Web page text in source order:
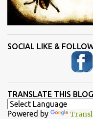
SOCIAL LIKE &
TRANSLATE THIS BLOG
Powered by